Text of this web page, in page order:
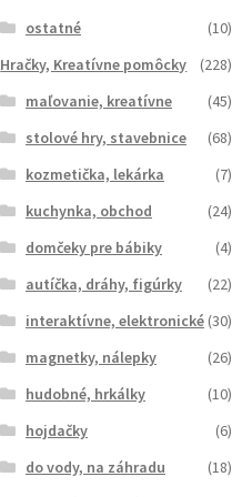
ostatné
(10)
Hračky, Kreatívne pomôcky
(228)
maľovanie, kreatívne
(45)
stolové hry, stavebnice
(68)
kozmetička, lekárka
(7)
kuchynka, obchod
(24)
domčeky pre bábiky
(4)
autíčka, dráhy, figúrky
(22)
interaktívne, elektronické (30)
magnetky, nálepky
(26)
hudobné, hrkálky
(10)
hojdačky
(6)
do vody, na záhradu
(18)